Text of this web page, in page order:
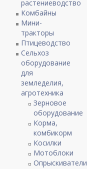
растениеводство
Комбайны
Мини-
тракторы
Птицеводство
Сельхоз
оборудование
для
земледелия,
агротехника
Зерновое
оборудование
Корма,
комбикорм
Косилки
Мотоблоки
Опрыскиватели